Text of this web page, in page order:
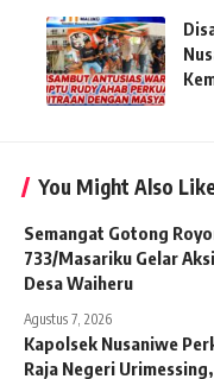
You Might Also
Semangat Gotong
733/Masariku Gelar
Desa Waiheru
Agustus 7, 2026
Kapolsek Nusaniwe
Raja Negeri